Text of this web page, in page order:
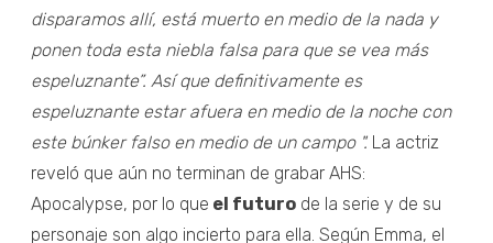
disparamos allí, está muerto en medio de la nada y
ponen toda esta niebla falsa para que se vea más
espeluznante”. Así que definitivamente es
espeluznante estar afuera en medio de la noche con
este búnker falso en medio de un campo ". La actriz
reveló que aún no terminan de grabar AHS:
Apocalypse, por lo que el futuro de la serie y de su
personaje son algo incierto para ella. Según Emma, el